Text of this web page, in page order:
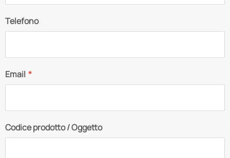
Telefono
Email *
Codice prodotto / Oggetto